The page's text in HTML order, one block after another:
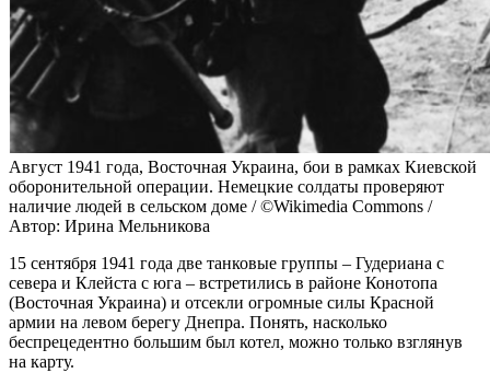
Август 1941 года, Восточная Украина, бои в рамках Киевской
оборонительной операции. Немецкие солдаты проверяют
наличие людей в сельском доме / ©Wikimedia Commons /
Автор: Ирина Мельникова
15 сентября 1941 года две танковые группы – Гудериана с
севера и Клейста с юга – встретились в районе Конотопа
(Восточная Украина) и отсекли огромные силы Красной
армии на левом берегу Днепра. Понять, насколько
беспрецедентно большим был котел, можно только взглянув
на карту.